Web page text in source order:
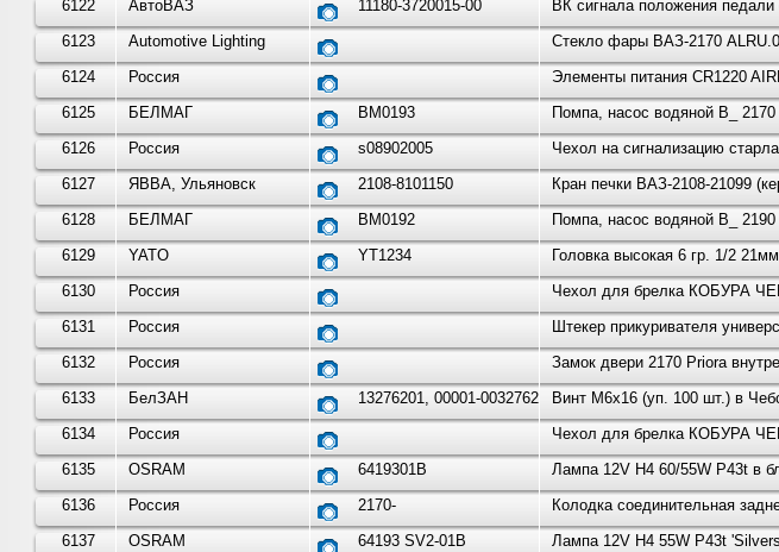
6122
АвтоВАЗ 11180-3720015-00 ВК сигнала положения педали
6123
Automotive Lighting Стекло фары ВАЗ-2170
6124
Россия Элементы питания CR1220
6125
БЕЛМАГ BM0193 Помпа, насос водяной В_
6126
Россия s08902005 Чехол на сигнализацию
6127
ЯВВА, Ульяновск 2108-8101150 Кран печки ВАЗ-2108-21099
6128
БЕЛМАГ BM0192 Помпа, насос водяной В_
6129
YATO YT1234 Головка высокая 6 гр. 1/2
6130
Россия Чехол для брелка КОБУРА
6131
Россия Штекер прикуривателя
6132
Россия Замок двери 2170 Priora
6133
БелЗАН 13276201, 00001-0032762-0 Винт М6х16 (уп. 100 шт.) в
6134
Россия Чехол для брелка КОБУРА
6135
OSRAM 6419301B Лампа 12V H4 60/55W P43t в
6136
Россия 2170- Колодка соединительная
6137
OSRAM 64193 SV2-01B Лампа 12V H4 55W P43t